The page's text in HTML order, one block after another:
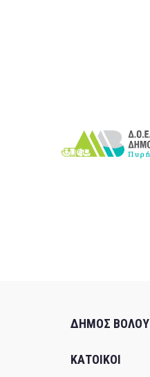
ΔΗΜΟΣ ΒΟΛΟΥ
ΚΑΤΟΙΚΟΙ